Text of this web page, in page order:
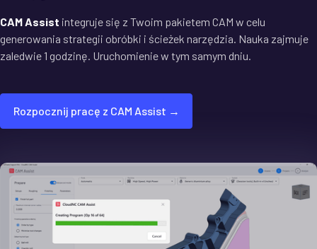
CAM Assist integruje się z Twoim pakietem CAM w celu
generowania strategii obróbki i ścieżek narzędzia. Nauka zajmuje
zaledwie 1 godzinę. Uruchomienie w tym samym dniu.
Rozpocznij pracę z CAM Assist →